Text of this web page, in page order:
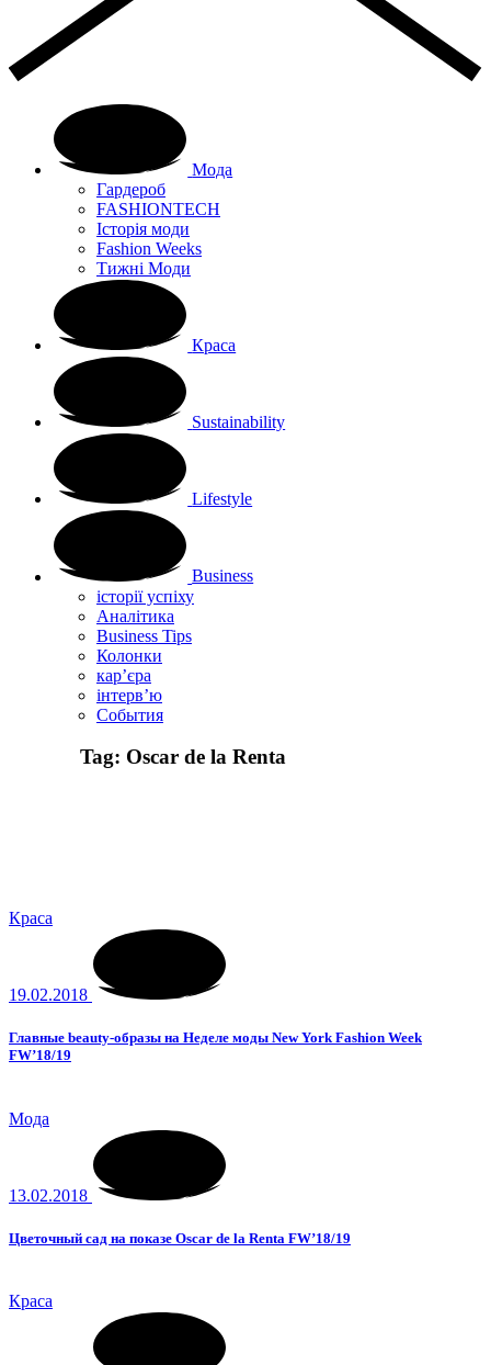
Мода
Гардероб
FASHIONTECH
Історія моди
Fashion Weeks
Тижні Моди
Краса
Sustainability
Lifestyle
Business
історії успіху
Аналітика
Business Tips
Колонки
кар’єра
інтерв’ю
Cобытия
Tag: Oscar de la Renta
Краса
19.02.2018
Главные beauty-образы на Неделе моды New York Fashion Week
FW’18/19
Мода
13.02.2018
Цветочный сад на показе Oscar de la Renta FW’18/19
Краса